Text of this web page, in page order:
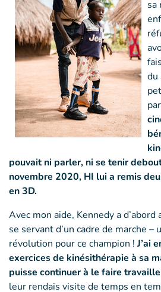
sa
du
pouvait ni parler, ni se tenir
novembre 2020, HI lui a remis
en 3D.
Avec mon aide, Kennedy a d’abord
se servant d’un cadre de marche –
révolution pour ce champion !J’ai
exercices de kinésithérapie à sa
puisse continuer à le faire
leur rendais visite de temps en